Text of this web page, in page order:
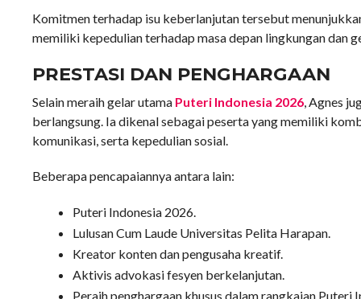
Komitmen terhadap isu keberlanjutan tersebut
memiliki kepedulian terhadap masa depan lingkungan dan
PRESTASI DAN PENGHARGAAN
Selain meraih gelar utama Puteri Indonesia 2026, Agnes
berlangsung. Ia dikenal sebagai peserta yang memiliki
komunikasi, serta kepedulian sosial.
Beberapa pencapaiannya antara lain:
Puteri Indonesia 2026.
Lulusan Cum Laude Universitas Pelita Harapan.
Kreator konten dan pengusaha kreatif.
Aktivis advokasi fesyen berkelanjutan.
Peraih penghargaan khusus dalam rangkaian Puteri